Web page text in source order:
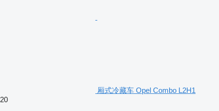
厢式冷藏车 Opel Combo L2H1
20